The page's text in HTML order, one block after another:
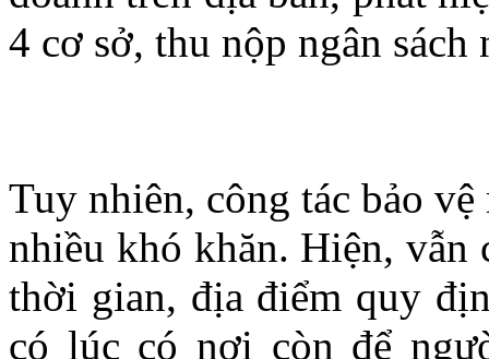
4 cơ sở, thu nộp ngân
Tuy nhiên, công tác bảo
nhiều khó khăn. Hiện, vẫn
thời gian, địa điểm quy
có lúc có nơi còn để